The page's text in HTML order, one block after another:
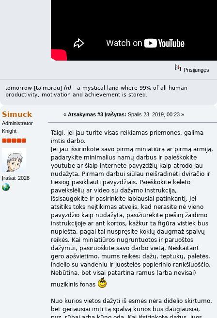
Prisijungęs
tomorrow [tə'mɔrəu] (n)- a mystical land where 99% of all human
productivity, motivation and achievement is stored.
Simuck
Administrator
Knight
Įrašai: 2028
« Atsakymas #3 Įrašytas: Spalis 23, 2019, 00:23 »
Taigi, jei jau turite visas reikiamas priemones, galima
imtis darbo.
Jei jau išsirinkote savo pirmą miniatiūrą ar pirmą armiją,
padarykite minimalius namų darbus ir paieškokite
youtube ar šiaip internete pavyzdžių kaip atrodo jau
nudažyta. Pirmam darbui siūlau neišradinėti dviračio ir
tiesiog pasikliauti pavyzdžiais. Paieškokite keleto
paveikslėlių ar video su dažymo instrukcija,
išsisaugokite ir pasirinkite labiausiai patinkantį. Jei
atsitiks toks neįtikimas atvejis, kad nerasite nė vieno
pavyzdžio kaip nudažyta, pasižiūrėkite piešinį žaidimo
instrukcijoje ar ant kortos, kažkur ta figūra vistiek bus
nupiešta, pagal tai nuspręsite kokių daugmaž spalvų
reikės. Kai miniatiūros nugruntuotos ir paruoštos
dažymui, pasiruoškite savo darbo vietą. Neskaitant
gero apšvietimo, mums reikės: dažų, teptukų, paletės,
indelio su vandeniu ir juostelės popierinio rankšluoščio.
Nebūtina, bet visai patartina ramus (arba nevisai)
muzikinis fonas
Nuo kurios vietos dažyti iš esmės nėra didelio skirtumo,
bet geriausiai imti tą spalvą kurios bus daugiausiai,